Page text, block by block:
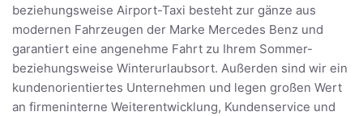
beziehungsweise Airport-Taxi besteht zur gänze aus
modernen Fahrzeugen der Marke Mercedes Benz und
garantiert eine angenehme Fahrt zu Ihrem Sommer-
beziehungsweise Winterurlaubsort. Außerden sind wir ein
kundenorientiertes Unternehmen und legen großen Wert
an firmeninterne Weiterentwicklung, Kundenservice und